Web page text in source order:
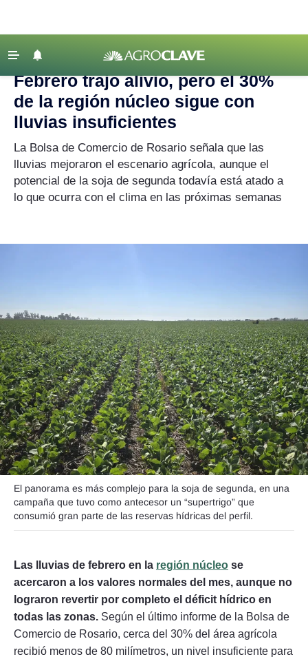
Agricultura
Ganadería
Lechería
Tecnología
Maquinaria agrícola
Seguinos
‹ VOLVER
Agroclave Crónicas de Campaña | región núcleo
Febrero trajo alivio, pero el 30%
de la región núcleo sigue con
lluvias insuficientes
La Bolsa de Comercio de Rosario señala que las
lluvias mejoraron el escenario agrícola, aunque el
potencial de la soja de segunda todavía está atado a
lo que ocurra con el clima en las próximas semanas
El panorama es más complejo para la soja de segunda, en una
campaña que tuvo como antecesor un “supertrigo” que
consumió gran parte de las reservas hídricas del perfil.
Las lluvias de febrero en la región núcleo se
acercaron a los valores normales del mes, aunque no
lograron revertir por completo el déficit hídrico en
todas las zonas. Según el último informe de la Bolsa de
Comercio de Rosario, cerca del 30% del área agrícola
recibió menos de 80 milímetros, un nivel insuficiente para